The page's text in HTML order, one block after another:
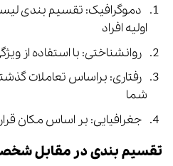
دموگرافیک: تقسیم بندی
اولیه افراد
روانشناختی: با استفاده از
رفتاری: براساس تعاملات
شما
جغرافیایی: بر اساس مکان
تقسیم بندی در مقابل